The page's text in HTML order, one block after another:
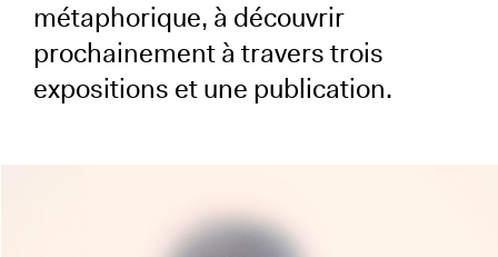
métaphorique, à découvrir
prochainement à travers trois
expositions et une publication.